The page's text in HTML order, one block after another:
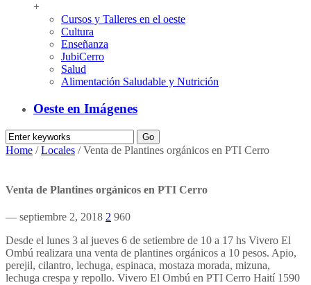
+
Cursos y Talleres en el oeste
Cultura
Enseñanza
JubiCerro
Salud
Alimentación Saludable y Nutrición
Oeste en Imágenes
Home /Locales /Venta de Plantines orgánicos en PTI Cerro
Venta de Plantines orgánicos en PTI Cerro
— septiembre 2, 2018 2 960
Desde el lunes 3 al jueves 6 de setiembre de 10 a 17 hs Vivero El
Ombú realizara una venta de plantines orgánicos a 10 pesos. Apio,
perejil, cilantro, lechuga, espinaca, mostaza morada, mizuna,
lechuga crespa y repollo. Vivero El Ombú en PTI Cerro Haití 1590